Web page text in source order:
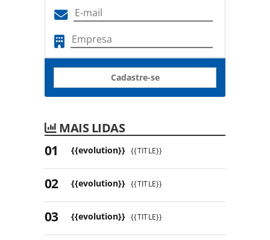
Cadastre-se
MAIS LIDAS
{{evolution}} {{TITLE}}
{{evolution}} {{TITLE}}
{{evolution}} {{TITLE}}